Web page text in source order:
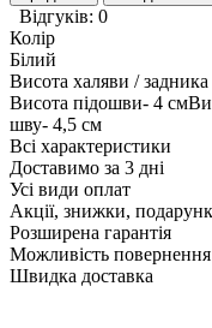
Відгуків: 0
Колір
Білий
Висота халяви / задника
Висота підошви- 4
шву- 4,5 см
Всі характеристики
Доставимо за 3 дні
Усі види оплат
Акції, знижки,
Розширена гарантія
Можливість повернення
Швидка доставка